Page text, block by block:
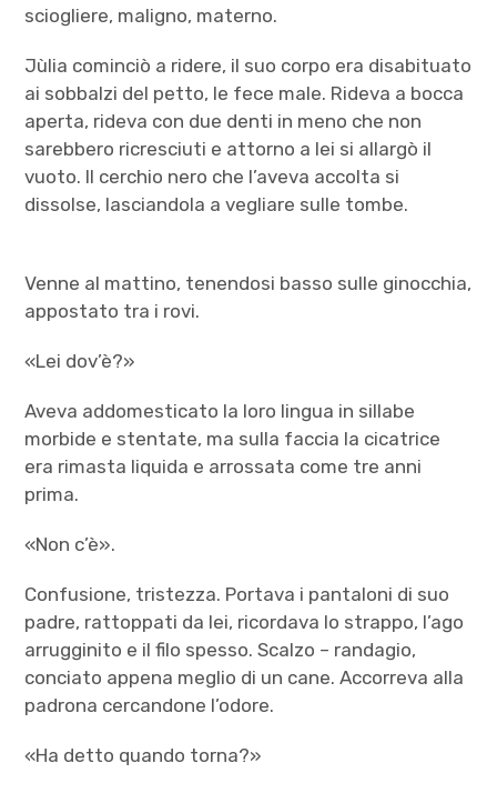
sciogliere, maligno, materno.
Jùlia cominciò a ridere, il suo corpo era disabituato
ai sobbalzi del petto, le fece male. Rideva a bocca
aperta, rideva con due denti in meno che non
sarebbero ricresciuti e attorno a lei si allargò il
vuoto. Il cerchio nero che l’aveva accolta si
dissolse, lasciandola a vegliare sulle tombe.
Venne al mattino, tenendosi basso sulle ginocchia,
appostato tra i rovi.
«Lei dov’è?»
Aveva addomesticato la loro lingua in sillabe
morbide e stentate, ma sulla faccia la cicatrice
era rimasta liquida e arrossata come tre anni
prima.
«Non c’è».
Confusione, tristezza. Portava i pantaloni di suo
padre, rattoppati da lei, ricordava lo strappo, l’ago
arrugginito e il filo spesso. Scalzo – randagio,
conciato appena meglio di un cane. Accorreva alla
padrona cercandone l’odore.
«Ha detto quando torna?»